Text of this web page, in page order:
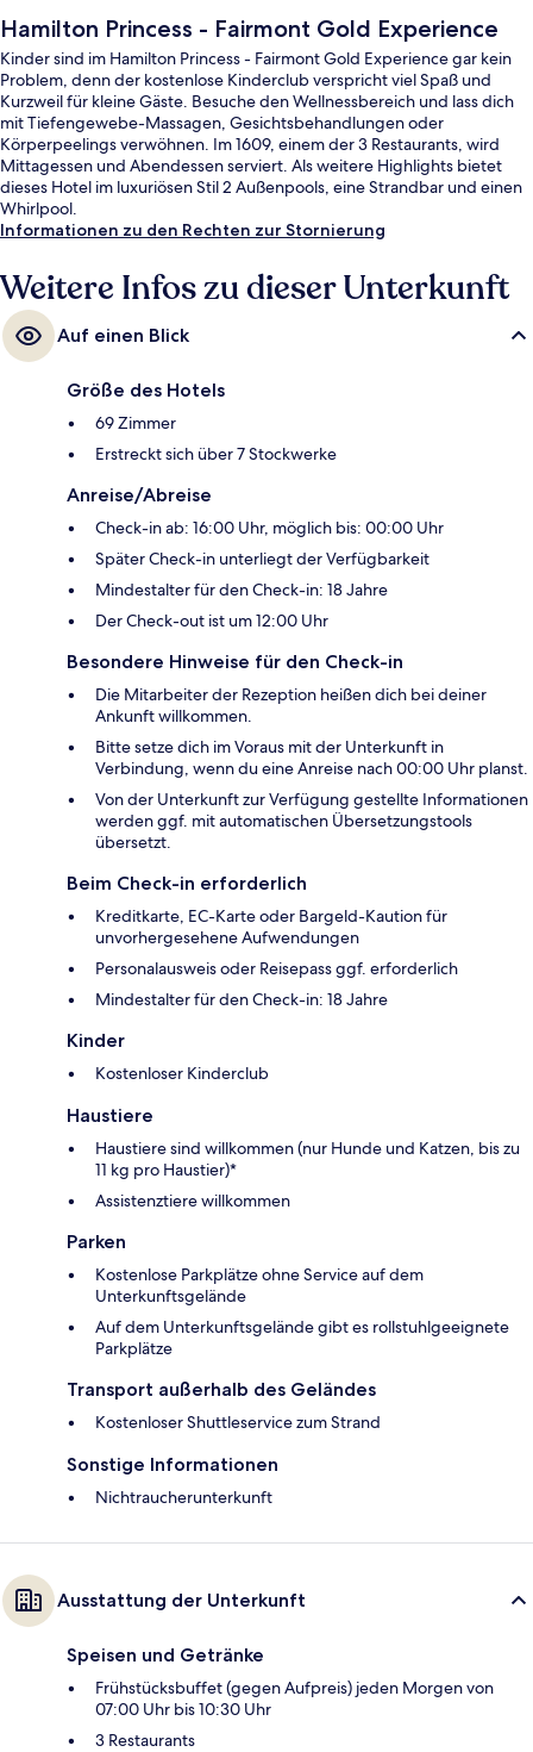
Hamilton Princess - Fairmont Gold Experience
Kinder sind im Hamilton Princess - Fairmont Gold Experience gar kein
Problem, denn der kostenlose Kinderclub verspricht viel Spaß und
Kurzweil für kleine Gäste. Besuche den Wellnessbereich und lass dich
mit Tiefengewebe-Massagen, Gesichtsbehandlungen oder
Körperpeelings verwöhnen. Im 1609, einem der 3 Restaurants, wird
Mittagessen und Abendessen serviert. Als weitere Highlights bietet
dieses Hotel im luxuriösen Stil 2 Außenpools, eine Strandbar und einen
Whirlpool.
Informationen zu den Rechten zur Stornierung
Weitere Infos zu dieser Unterkunft
Auf einen Blick
Größe des Hotels
69 Zimmer
Erstreckt sich über 7 Stockwerke
Anreise/Abreise
Check-in ab: 16:00 Uhr, möglich bis: 00:00 Uhr
Später Check-in unterliegt der Verfügbarkeit
Mindestalter für den Check-in: 18 Jahre
Der Check-out ist um 12:00 Uhr
Besondere Hinweise für den Check-in
Die Mitarbeiter der Rezeption heißen dich bei deiner
Ankunft willkommen.
Bitte setze dich im Voraus mit der Unterkunft in
Verbindung, wenn du eine Anreise nach 00:00 Uhr planst.
Von der Unterkunft zur Verfügung gestellte Informationen
werden ggf. mit automatischen Übersetzungstools
übersetzt.
Beim Check-in erforderlich
Kreditkarte, EC-Karte oder Bargeld-Kaution für
unvorhergesehene Aufwendungen
Personalausweis oder Reisepass ggf. erforderlich
Mindestalter für den Check-in: 18 Jahre
Kinder
Kostenloser Kinderclub
Haustiere
Haustiere sind willkommen (nur Hunde und Katzen, bis zu
11 kg pro Haustier)*
Assistenztiere willkommen
Parken
Kostenlose Parkplätze ohne Service auf dem
Unterkunftsgelände
Auf dem Unterkunftsgelände gibt es rollstuhlgeeignete
Parkplätze
Transport außerhalb des Geländes
Kostenloser Shuttleservice zum Strand
Sonstige Informationen
Nichtraucherunterkunft
Ausstattung der Unterkunft
Speisen und Getränke
Frühstücksbuffet (gegen Aufpreis) jeden Morgen von
07:00 Uhr bis 10:30 Uhr
3 Restaurants